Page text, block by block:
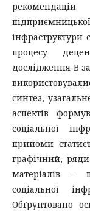
інфраструктури
процесу
дослідження В
синтез,
аспектів
соціальної
прийоми
графічний,
матеріалів –
соціальної
Обґрунтовано